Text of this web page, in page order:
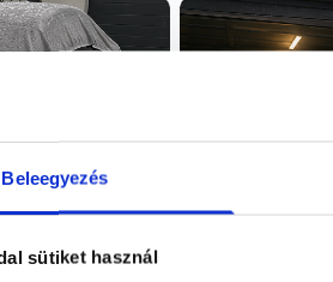
Beleegyezés
sütiket használ